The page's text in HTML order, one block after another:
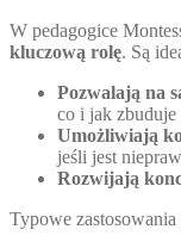
W pedagogice
kluczową rolę. Są
Pozwalają na
co i jak zbuduje
Umożliwiają
jeśli jest
Rozwijają
Typowe